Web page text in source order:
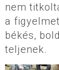
nem
a
békés,
teljenek.